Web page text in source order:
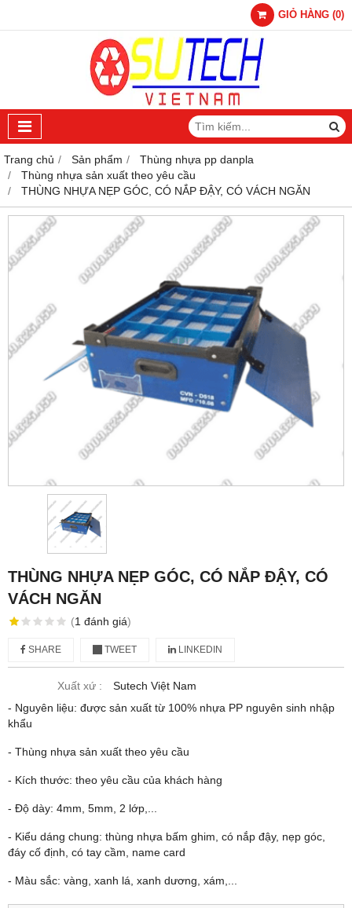
GIỎ HÀNG (0)
Trang chủ Sản phẩm
Thùng nhựa pp danpla
Thùng nhựa sản xuất theo yêu cầu
THÙNG NHỰA NẸP GÓC, CÓ NẮP ĐẬY, CÓ VÁCH NGĂN
THÙNG NHỰA NẸP GÓC, CÓ NẮP ĐẬY, CÓ
VÁCH NGĂN
(1 đánh giá)
SHARE TWEET LINKEDIN
Xuất xứ :
Sutech Việt Nam
- Nguyên liệu: được sản xuất từ 100% nhựa PP nguyên sinh nhập
khẩu
- Thùng nhựa sản xuất theo yêu cầu
- Kích thước: theo yêu cầu của khách hàng
- Độ dày: 4mm, 5mm, 2 lớp,...
- Kiểu dáng chung: thùng nhựa bấm ghim, có nắp đậy, nẹp góc,
đáy cố định, có tay cầm, name card
- Màu sắc: vàng, xanh lá, xanh dương, xám,...